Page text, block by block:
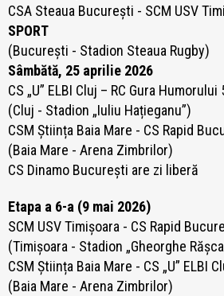
CSA Steaua București - SCM USV
SPORT
(București - Stadion Steaua Rugby)
Sâmbătă, 25 aprilie 2026
CS „U” ELBI Cluj – RC Gura
(Cluj - Stadion „Iuliu Hațieganu”)
CSM Știința Baia Mare - CS Rapid
(Baia Mare - Arena Zimbrilor)
CS Dinamo București are zi liberă
Etapa a 6-a (9 mai 2026)
SCM USV Timișoara - CS Rapid
(Timișoara - Stadion „Gheorghe
CSM Știința Baia Mare - CS „U” ELBI
(Baia Mare - Arena Zimbrilor)